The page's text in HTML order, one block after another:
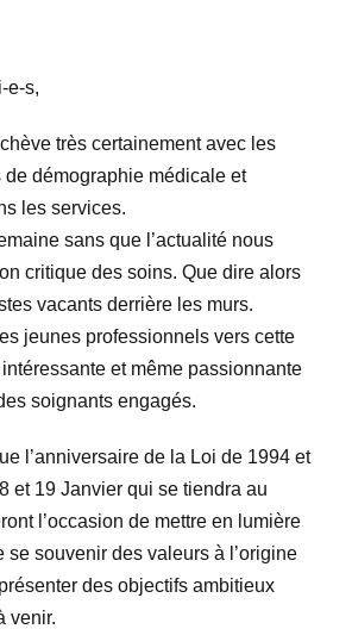
e-s,
très certainement avec les
de démographie médicale et
les services.
sans que l’actualité nous
critique des soins. Que dire alors
vacants derrière les murs.
jeunes professionnels vers cette
et même passionnante
soignants engagés.
l’anniversaire de la Loi de 1994 et
et 19 Janvier qui se tiendra au
l’occasion de mettre en lumière
se souvenir des valeurs à l’origine
des objectifs ambitieux
venir.